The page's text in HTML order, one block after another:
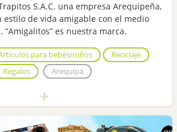
S.A.C. una empresa Arequipeña,
de vida amigable con el medio
“Amigalitos” es nuestra marca.
para bebés/niños
Reciclaje
Regalos
Arequipa